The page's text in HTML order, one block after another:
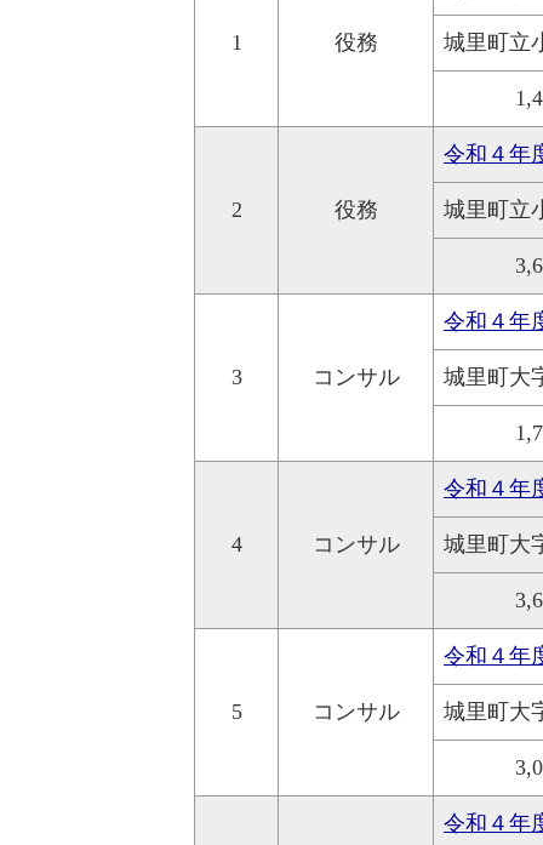
1 役務 城里町立
2 役務
令和４年
城里町立
3 コンサル
令和４年
城里町大
4 コンサル
令和４年
城里町大
5 コンサル
令和４年
城里町
令和４年